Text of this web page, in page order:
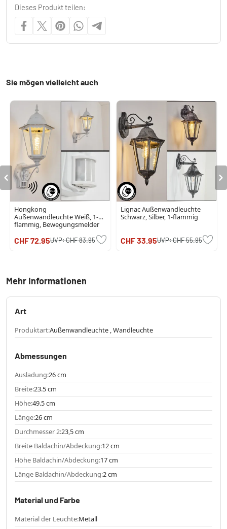
Dieses Produkt teilen:
Sie mögen vielleicht auch
Hongkong
Außenwandleuchte Weiß, 1-
flammig, Bewegungsmelder
CHF 72.95UVP:CHF 83.95
Lignac Außenwandleuchte
Schwarz, Silber, 1-flammig
CHF 33.95UVP:CHF 55.95
Mehr Informationen
Art
Produktart:Außenwandleuchte , Wandleuchte
Abmessungen
Ausladung:26 cm
Breite:23.5 cm
Höhe:49.5 cm
Länge:26 cm
Durchmesser 2:23,5 cm
Breite Baldachin/Abdeckung:12 cm
Höhe Baldachin/Abdeckung:17 cm
Länge Baldachin/Abdeckung:2 cm
Material und Farbe
Material der Leuchte:Metall